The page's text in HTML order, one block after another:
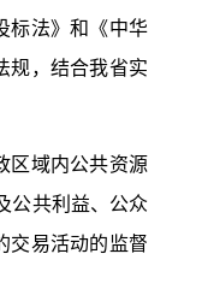
标法》和《中华
规，结合我省实
区域内公共资源
公共利益、公众
交易活动的监督